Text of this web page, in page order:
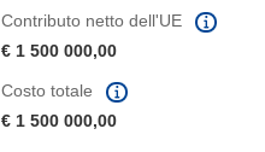
Contributo netto dell'UE
€ 1 500 000,00
Costo totale
€ 1 500 000,00